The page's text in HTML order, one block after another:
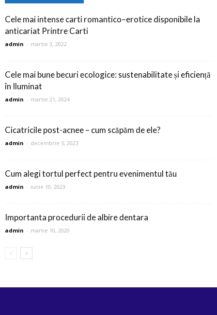
Cele mai intense carti romantico–erotice disponibile la
anticariat Printre Carti
admin - martie 3, 2022
Cele mai bune becuri ecologice: sustenabilitate și eficiență
în Iluminat
admin - martie 21, 2024
Cicatricile post-acnee – cum scăpăm de ele?
admin - decembrie 5, 2023
Cum alegi tortul perfect pentru evenimentul tău
admin - iunie 10, 2023
Importanta procedurii de albire dentara
admin - martie 10, 2020